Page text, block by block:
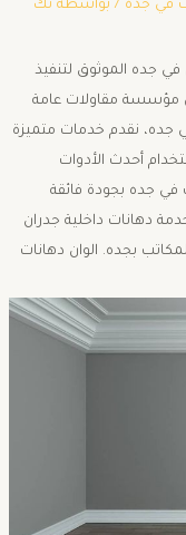
في جدة / بواسطة تك
جده الموثوق لتنفيذ
مؤسسة مقاولات عامة
جده، نقدم خدمات متميزة
أحدث الأدوات
في جده بجودة فائقة
دهانات داخلية جدران
بجده. الوان دهانات